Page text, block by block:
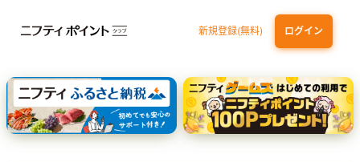
新規登録(無料) ログイン
エポスカード【最短1週間程度付与】
【親権者さまの代理申込専用】三井住友銀行Oliveお子さま用口座
三井住友カード（NL）